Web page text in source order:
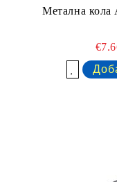
Метална кола